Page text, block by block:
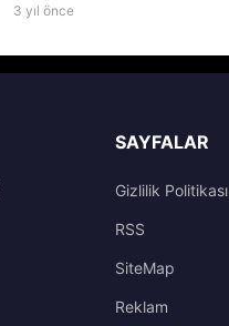
3 yıl önce
SAYFALAR
Gizlilik Politikası
RSS
SiteMap
Reklam